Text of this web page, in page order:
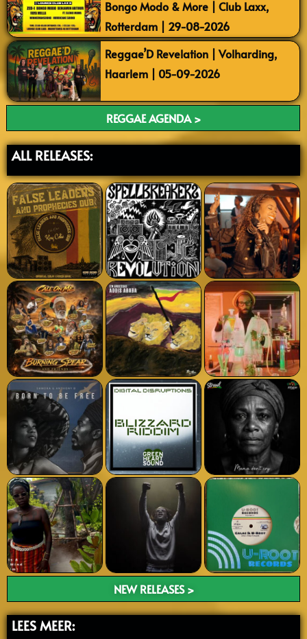
Bongo Modo & More | Club Laxx,
Rotterdam | 29-08-2026
Reggae’D Revelation | Volharding,
Haarlem | 05-09-2026
REGGAE AGENDA >
ALL RELEASES:
NEW RELEASES >
LEES MEER: